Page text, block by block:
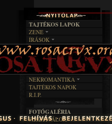
TAJTÉKOS LAPOK
ZENE
EGYÜTTESEK
INTERJÚK
FORDÍTÁSOK
DALSZÖVEGEK
ÍRÁSOK
IRODALOM
FILM
MŰVÉSZET
ÍRÁSTÖRTÉNET
BOSZORKÁNYKONYHA
FEKETE HUMOR
KÉPES
SZÖVEGES
RENDEZVÉNYEK
NEKROMANTIKA
AKTUÁLIS
A MÚLT
TAJTÉKOS NAPOK
R.I.P.
FOTÓGALÉRIA
FESZTIVÁLOK